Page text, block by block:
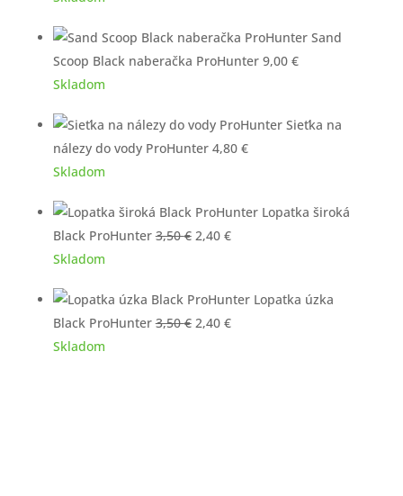
Sand
Scoop Black naberačka ProHunter 9,00 €
Skladom
Sieťka na
nálezy do vody ProHunter 4,80 €
Skladom
Lopatka široká
Black ProHunter 3,50€ Pôvodná
3,50 €.
2,40 €Aktuálna
2,40 €.
Skladom
Lopatka úzka
Black ProHunter 3,50€ Pôvodná
2,40 €Aktuálna
Skladom